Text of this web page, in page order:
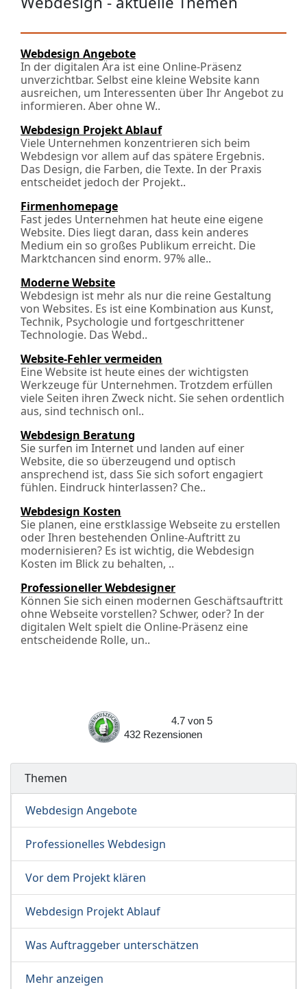
Webdesign Angebote
In der digitalen Ära ist eine Online-Präsenz
unverzichtbar. Selbst eine kleine Website kann
ausreichen, um Interessenten über Ihr Angebot zu
informieren. Aber ohne W..
Webdesign Projekt Ablauf
Viele Unternehmen konzentrieren sich beim
Webdesign vor allem auf das spätere Ergebnis.
Das Design, die Farben, die Texte. In der Praxis
entscheidet jedoch der Projekt..
Firmenhomepage
Fast jedes Unternehmen hat heute eine eigene
Website. Dies liegt daran, dass kein anderes
Medium ein so großes Publikum erreicht. Die
Marktchancen sind enorm. 97% alle..
Moderne Website
Webdesign ist mehr als nur die reine Gestaltung
von Websites. Es ist eine Kombination aus Kunst,
Technik, Psychologie und fortgeschrittener
Technologie. Das Webd..
Website-Fehler vermeiden
Eine Website ist heute eines der wichtigsten
Werkzeuge für Unternehmen. Trotzdem erfüllen
viele Seiten ihren Zweck nicht. Sie sehen ordentlich
aus, sind technisch onl..
Webdesign Beratung
Sie surfen im Internet und landen auf einer
Website, die so überzeugend und optisch
ansprechend ist, dass Sie sich sofort engagiert
fühlen. Eindruck hinterlassen? Che..
Webdesign Kosten
Sie planen, eine erstklassige Webseite zu erstellen
oder Ihren bestehenden Online-Auftritt zu
modernisieren? Es ist wichtig, die Webdesign
Kosten im Blick zu behalten, ..
Professioneller Webdesigner
Können Sie sich einen modernen Geschäftsauftritt
ohne Webseite vorstellen? Schwer, oder? In der
digitalen Welt spielt die Online-Präsenz eine
entscheidende Rolle, un..
4.7 von 5
432
Rezensionen
Themen
Webdesign Angebote
Professionelles Webdesign
Vor dem Projekt klären
Webdesign Projekt Ablauf
Was Auftraggeber unterschätzen
Mehr anzeigen